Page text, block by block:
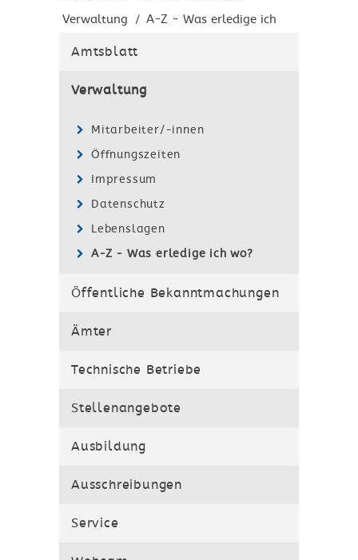
Verwaltung / A-Z - Was erledige ich
Amtsblatt
Verwaltung
Mitarbeiter/-innen
Öffnungszeiten
Impressum
Datenschutz
Lebenslagen
A-Z - Was erledige ich wo?
Öffentliche Bekanntmachungen
Ämter
Technische Betriebe
Stellenangebote
Ausbildung
Ausschreibungen
Service